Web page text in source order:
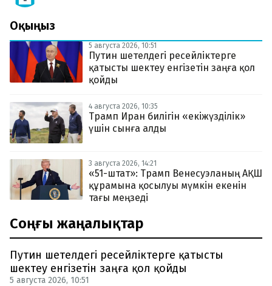
Оқыңыз
5 августа 2026, 10:51
Путин шетелдегі ресейліктерге
қатысты шектеу енгізетін заңға қол
қойды
4 августа 2026, 10:35
Трамп Иран билігін «екіжүзділік»
үшін сынға алды
3 августа 2026, 14:21
«51-штат»: Трамп Венесуэланың АҚШ
құрамына қосылуы мүмкін екенін
тағы меңзеді
Соңғы жаңалықтар
Путин шетелдегі ресейліктерге қатысты
шектеу енгізетін заңға қол қойды
5 августа 2026, 10:51